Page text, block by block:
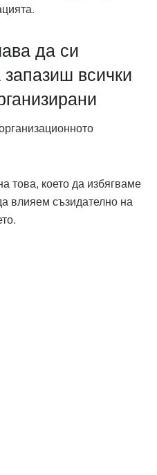
да си
всички
това, което да избягваме
влияем съзидателно на